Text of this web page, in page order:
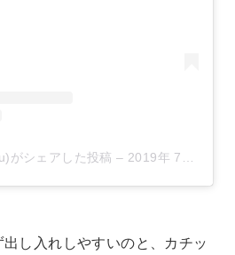
がシェアした投稿 – 2019年 7月月31日午前4時41分PDT
し入れしやすいのと、カチッ